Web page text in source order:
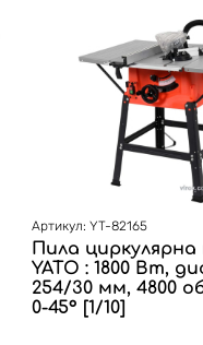
Артикул: YT-82165
Пила
YATO : 1800 Вт,
254/30 мм, 4800
0-45° [1/10]